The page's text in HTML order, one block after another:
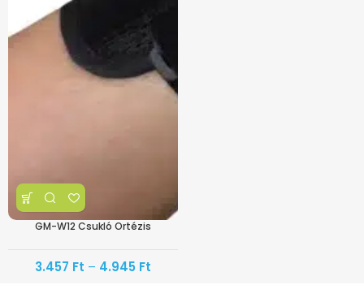
GM-W12 Csukló Ortézis
3.457 Ft – 4.945 Ft